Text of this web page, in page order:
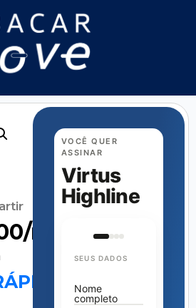
/mês
VOCÊ QUER
ASSINAR
Virtus
Highline
SEUS DADOS
Nome
completo